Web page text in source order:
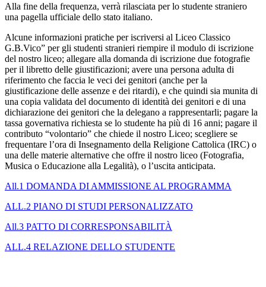
Alla fine della frequenza, verrà rilasciata per lo studente straniero
una pagella ufficiale dello stato italiano.
Alcune informazioni pratiche per iscriversi al Liceo Classico
G.B.Vico” per gli studenti stranieri riempire il modulo di iscrizione
del nostro liceo; allegare alla domanda di iscrizione due fotografie
per il libretto delle giustificazioni; avere una persona adulta di
riferimento che faccia le veci dei genitori (anche per la
giustificazione delle assenze e dei ritardi), e che quindi sia munita di
una copia validata del documento di identità dei genitori e di una
dichiarazione dei genitori che la delegano a rappresentarli; pagare la
tassa governativa richiesta se lo studente ha più di 16 anni; pagare il
contributo “volontario” che chiede il nostro Liceo; scegliere se
frequentare l’ora di Insegnamento della Religione Cattolica (IRC) o
una delle materie alternative che offre il nostro liceo (Fotografia,
Musica o Educazione alla Legalità), o l’uscita anticipata.
All.1 DOMANDA DI AMMISSIONE AL PROGRAMMA
ALL.2 PIANO DI STUDI PERSONALIZZATO
All.3 PATTO DI CORRESPONSABILITÀ
ALL.4 RELAZIONE DELLO STUDENTE